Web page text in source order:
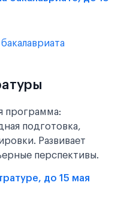
программа:
подготовка,
Развивает
перспективы.
до 15 мая